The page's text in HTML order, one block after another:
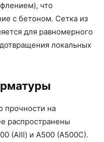
что
с бетоном. Сетка из
для равномерного
локальных
прочности на
распространены
(АIII) и А500 (А500С).